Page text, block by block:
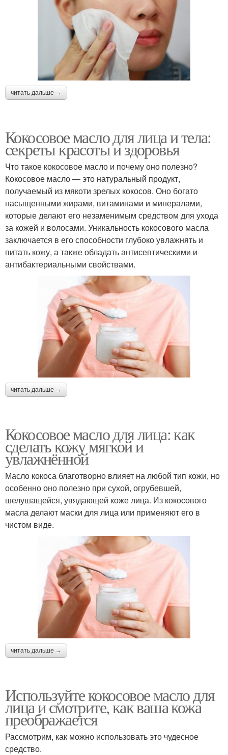
читать дальше →
Кокосовое масло для лица и тела:
секреты красоты и здоровья
Что такое кокосовое масло и почему оно полезно?
Кокосовое масло — это натуральный продукт,
получаемый из мякоти зрелых кокосов. Оно богато
насыщенными жирами, витаминами и минералами,
которые делают его незаменимым средством для ухода
за кожей и волосами. Уникальность кокосового масла
заключается в его способности глубоко увлажнять и
питать кожу, а также обладать антисептическими и
антибактериальными свойствами.
читать дальше →
Кокосовое масло для лица: как
сделать кожу мягкой и
увлажнённой
Масло кокоса благотворно влияет на любой тип кожи, но
особенно оно полезно при сухой, огрубевшей,
шелушащейся, увядающей коже лица. Из кокосового
масла делают маски для лица или применяют его в
чистом виде.
читать дальше →
Используйте кокосовое масло для
лица и смотрите, как ваша кожа
преображается
Рассмотрим, как можно использовать это чудесное
средство.